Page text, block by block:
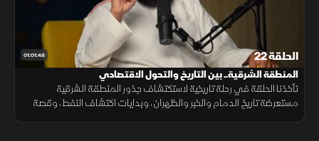
01:01:48 الحلقة 22
المنطقة الشرقية.. بين التاريخ والتحول الاقتصادي
تأخذنا الحلقة في رحلة تاريخية لاستكتشاف جذور المنطقة الشرقية
مستعرضة تاريخ الدمام والخبر والظهران، وبدايات اكتشاف النفط، وقصة